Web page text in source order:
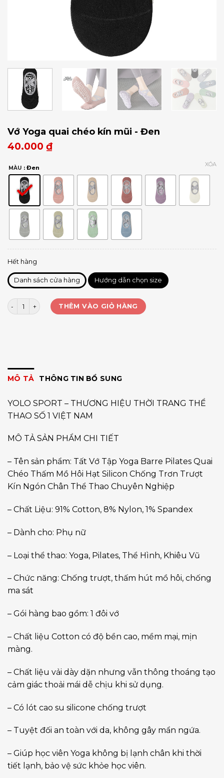
Vớ Yoga quai chéo kín mũi - Đen
40.000 ₫
MÀU : Đen
XÓA
Hết hàng
Danh sách cửa hàng Hướng dẫn chọn size
Vớ Yoga quai chéo kín mũi số lượng
THÊM VÀO GIỎ HÀNG
MÔ TẢ THÔNG TIN BỔ SUNG
YOLO SPORT – THƯƠNG HIỆU THỜI TRANG THỂ
THAO SỐ 1 VIỆT NAM
MÔ TẢ SẢN PHẨM CHI TIẾT
– Tên sản phẩm: Tất Vớ Tập Yoga Barre Pilates Quai
Chéo Thấm Mồ Hôi Hạt Silicon Chống Trơn Trượt
Kín Ngón Chân Thể Thao Chuyên Nghiệp
– Chất Liệu: 91% Cotton, 8% Nylon, 1% Spandex
– Dành cho: Phụ nữ
– Loại thể thao: Yoga, Pilates, Thể Hình, Khiêu Vũ
– Chức năng: Chống trượt, thấm hút mồ hôi, chống
ma sát
– Gói hàng bao gồm: 1 đôi vớ
– Chất liệu Cotton có độ bền cao, mềm mại, mịn
màng.
– Chất liệu vải dày dặn nhưng vẫn thông thoáng tạo
cảm giác thoải mái dễ chịu khi sử dụng.
– Có lót cao su silicone chống trượt
– Tuyệt đối an toàn với da, không gây mẩn ngứa.
– Giúp học viên Yoga không bị lạnh chân khi thời
tiết lạnh, bảo vệ sức khỏe học viên.